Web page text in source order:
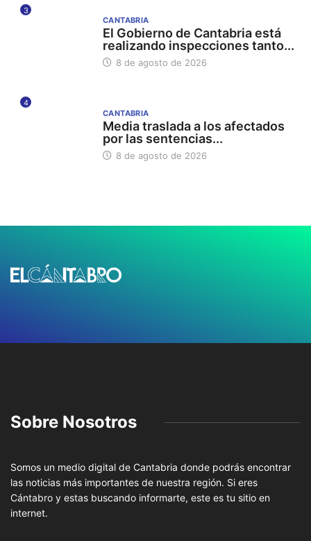
3
CANTABRIA
El Gobierno de Cantabria está
realizando inspecciones tanto...
8 de agosto de 2026
4
CANTABRIA
Media traslada a los afectados
por las sentencias...
8 de agosto de 2026
Sobre Nosotros
Somos un medio digital de Cantabria donde podrás encontrar
las noticias más importantes de nuestra región. Si eres
Cántabro y estas buscando informarte, este es tu sitio en
internet.